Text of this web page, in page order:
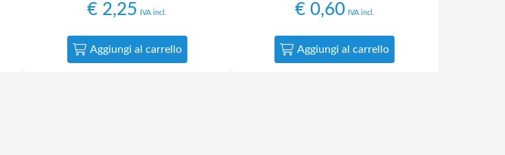
€ 2,25 IVA incl.
Aggiungi al carrello
€0,60 IVA incl.
Aggiungi al carrello